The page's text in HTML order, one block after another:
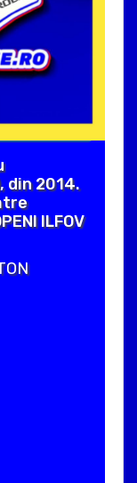
din 2014.
ILFOV